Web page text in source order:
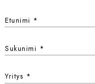
Etunimi *
Sukunimi *
Yritys *